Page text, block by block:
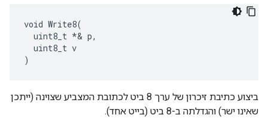
void Write8(
  uint8_t *& p,
  uint8_t v
)
ביצוע כתיבת זיכרון של ערך 8 ביט לכתובת המצביע שצוינה (ייתכן
שאינו ישר) והגדלתה ב-8 ביט (בייט אחד).